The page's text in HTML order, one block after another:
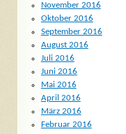
November 2016
Oktober 2016
September 2016
August 2016
Juli 2016
Juni 2016
Mai 2016
April 2016
März 2016
Februar 2016